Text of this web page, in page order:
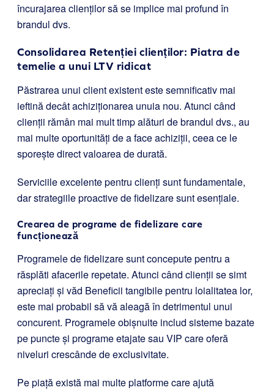
încurajarea clienților să se implice mai profund în
brandul dvs.
Consolidarea Retenției clienților: Piatra de
temelie a unui LTV ridicat
Păstrarea unui client existent este semnificativ mai
ieftină decât achiziționarea unuia nou. Atunci când
clienții rămân mai mult timp alături de brandul dvs., au
mai multe oportunități de a face achiziții, ceea ce le
sporește direct valoarea de durată.
Serviciile excelente pentru clienți sunt fundamentale,
dar strategiile proactive de fidelizare sunt esențiale.
Crearea de programe de fidelizare care
funcționează
Programele de fidelizare sunt concepute pentru a
răsplăti afacerile repetate. Atunci când clienții se simt
apreciați și văd Beneficii tangibile pentru loialitatea lor,
este mai probabil să vă aleagă în detrimentul unui
concurent. Programele obișnuite includ sisteme bazate
pe puncte și programe etajate sau VIP care oferă
niveluri crescânde de exclusivitate.
Pe piață există mai multe platforme care ajută